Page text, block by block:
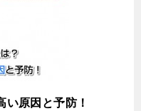
い原因と予防！